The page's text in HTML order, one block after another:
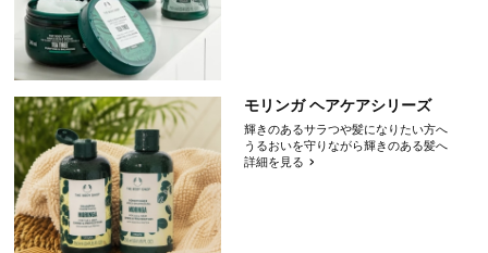
モリンガ ヘアケアシリーズ
輝きのあるサラつや髪になりたい方へ
うるおいを守りながら輝きのある髪へ
詳細を見る